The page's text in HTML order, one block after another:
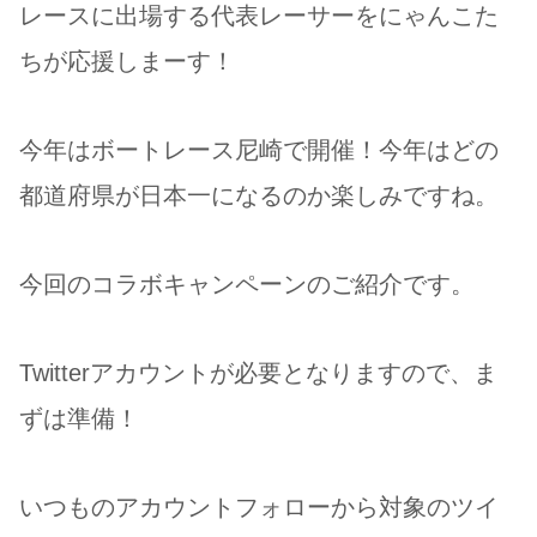
レースに出場する代表レーサーをにゃんこた
ちが応援しまーす！
今年はボートレース尼崎で開催！今年はどの
都道府県が日本一になるのか楽しみですね。
今回のコラボキャンペーンのご紹介です。
Twitterアカウントが必要となりますので、ま
ずは準備！
いつものアカウントフォローから対象のツイ